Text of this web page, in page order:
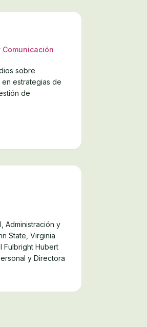
Comunicación
sobre
en estrategias de
de
Administración y
State, Virginia
Fulbright Hubert
y Directora